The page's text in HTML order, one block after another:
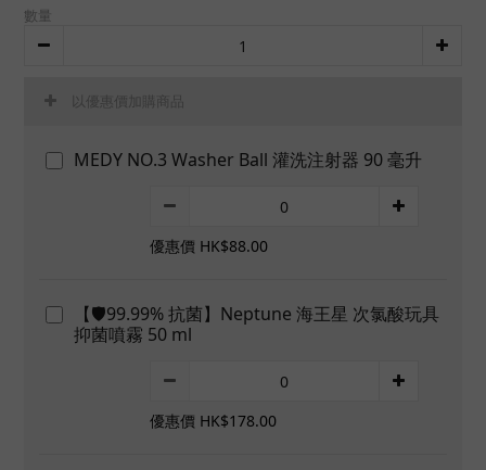
數量
以優惠價加購商品
MEDY NO.3 Washer Ball 灌洗注射器 90 毫升
優惠價 HK$88.00
【🛡️99.99% 抗菌】Neptune 海王星 次氯酸玩具
抑菌噴霧 50 ml
優惠價 HK$178.00